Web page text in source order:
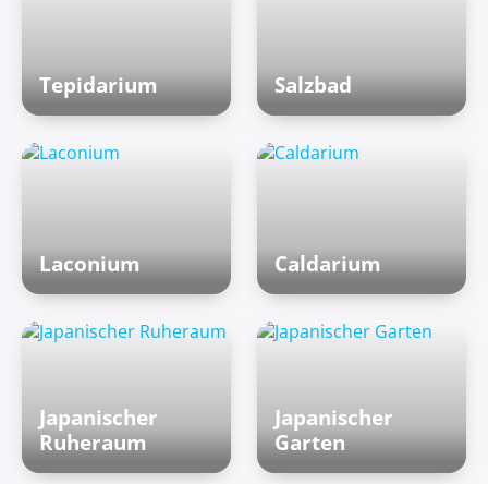
Tepidarium Salzbad
Laconium Caldarium
Japanischer
Ruheraum
Japanischer
Garten